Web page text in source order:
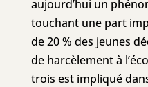
aujourd’hui un
touchant une part
de 20 % des jeunes
de harcèlement à
trois est impliqué